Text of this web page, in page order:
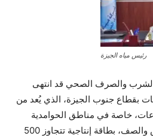
رئيس مياه الجيزة
الشرب والصرف الصحي قد انتهى
بقطاع جنوب الجيزة، الذي يُعد من
خاصة في مناطق الحوامدية
وأطفيح والعياط وأبو النمرس والصف، بطاقة إنتاجية تتجاوز 500